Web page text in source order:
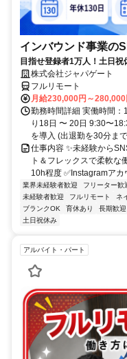
インバウンド事業の
目指せ登録者1万人！土日
株式会社ジャパゲート
フルリモート
月給230,000円～280,000
勤務時間詳細 実働時間
り18日 〜 20日 9:30〜
を導入 (出退勤を30分ま
仕事内容 ✨未経験から
ト＆フレックスで柔軟な
10h程度 ✅Instagramアカ
業界未経験者歓迎 フリーター歓
未経験者歓迎
フルリモート ネ
ブランクOK
育休あり 長期歓迎
土日祝休み
アルバイト・パート